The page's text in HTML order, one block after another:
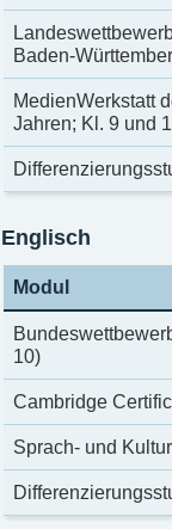
Baden-
MedienWerkstatt
Jahren; Kl. 9 und
Englisch
Modul
10)
Cambridge
Sprach- und